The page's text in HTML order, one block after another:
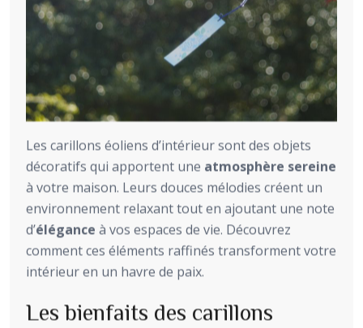
Les carillons éoliens d’intérieur sont des objets
décoratifs qui apportent une atmosphère sereine
à votre maison. Leurs douces mélodies créent un
environnement relaxant tout en ajoutant une note
d’élégance à vos espaces de vie. Découvrez
comment ces éléments raffinés transforment votre
intérieur en un havre de paix.
Les bienfaits des carillons